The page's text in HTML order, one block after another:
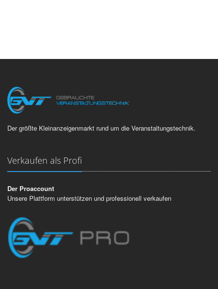
Der größte Kleinanzeigenmarkt rund um die Veranstaltungstechnik.
Verkaufen als Profi
Der Proaccount
Unsere Plattform unterstützen und professionell verkaufen